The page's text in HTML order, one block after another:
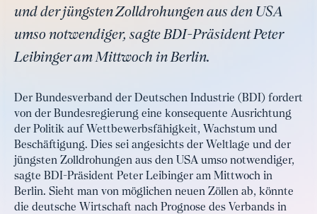
und der jüngsten Zolldrohungen aus den USA
umso notwendiger, sagte BDI-Präsident Peter
Leibinger am Mittwoch in Berlin.
Der Bundesverband der Deutschen Industrie (BDI) fordert
von der Bundesregierung eine konsequente Ausrichtung
der Politik auf Wettbewerbsfähigkeit, Wachstum und
Beschäftigung. Dies sei angesichts der Weltlage und der
jüngsten Zolldrohungen aus den USA umso notwendiger,
sagte BDI-Präsident Peter Leibinger am Mittwoch in
Berlin. Sieht man von möglichen neuen Zöllen ab, könnte
die deutsche Wirtschaft nach Prognose des Verbands in